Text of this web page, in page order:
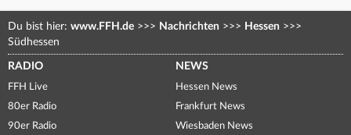
Du bist hier: www.FFH.de >>> Nachrichten >>> Hessen >>>
Südhessen
RADIO
FFH Live
80er Radio
90er Radio
NEWS
Hessen News
Frankfurt News
Wiesbaden News